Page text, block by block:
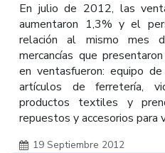
En julio de 2012, las
aumentaron 1,3% y el
relación al mismo mes
mercancías que
en ventasfueron: equipo
artículos de ferretería,
productos textiles y
repuestos y accesorios para
19 Septiembre 2012